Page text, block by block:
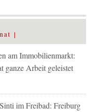
am Immobilienmarkt:
ganze Arbeit geleistet
im Freibad: Freiburg